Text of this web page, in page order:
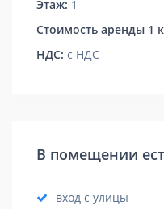
Этаж: 1
Стоимость аренды 1
НДС: с НДС
В помещении
вход с улицы